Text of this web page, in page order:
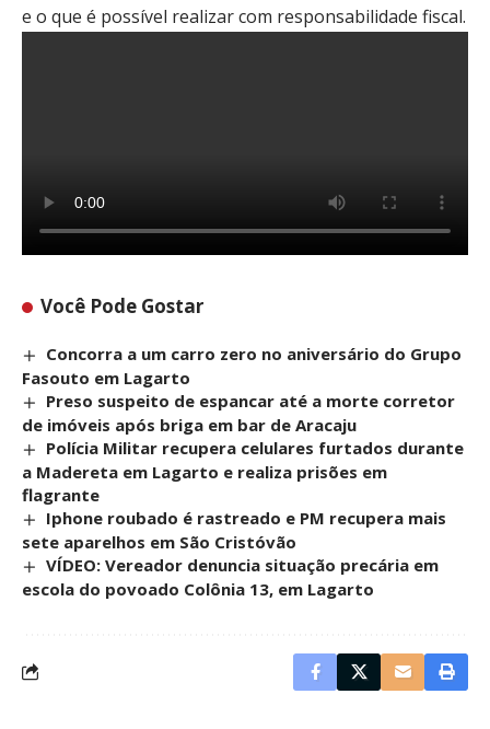
e o que é possível realizar com responsabilidade fiscal.
Você Pode Gostar
Concorra a um carro zero no aniversário do Grupo
Fasouto em Lagarto
Preso suspeito de espancar até a morte corretor
de imóveis após briga em bar de Aracaju
Polícia Militar recupera celulares furtados durante
a Madereta em Lagarto e realiza prisões em
flagrante
Iphone roubado é rastreado e PM recupera mais
sete aparelhos em São Cristóvão
VÍDEO: Vereador denuncia situação precária em
escola do povoado Colônia 13, em Lagarto